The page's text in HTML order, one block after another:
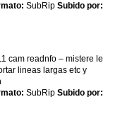
SubRip Subido por:
cam readnfo – mistere le
lineas largas etc y
SubRip Subido por: